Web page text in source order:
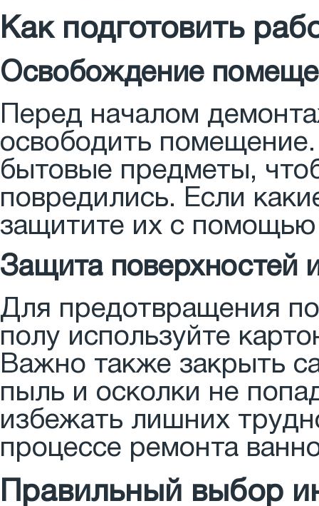
Как подготовить
Освобождение
Перед началом
освободить
бытовые предметы,
повредились. Если
защитите их с помощью
Защита поверхностей
Для предотвращения
полу используйте
Важно также закрыть
пыль и осколки не
избежать лишних
процессе ремонта
Правильный выбор